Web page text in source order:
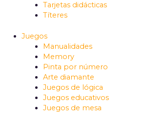
Tarjetas didácticas
Títeres
Juegos
Manualidades
Memory
Pinta por número
Arte diamante
Juegos de lógica
Juegos educativos
Juegos de mesa